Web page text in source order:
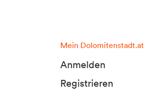
Mein Dolomitenstadt.at
Anmelden
Registrieren